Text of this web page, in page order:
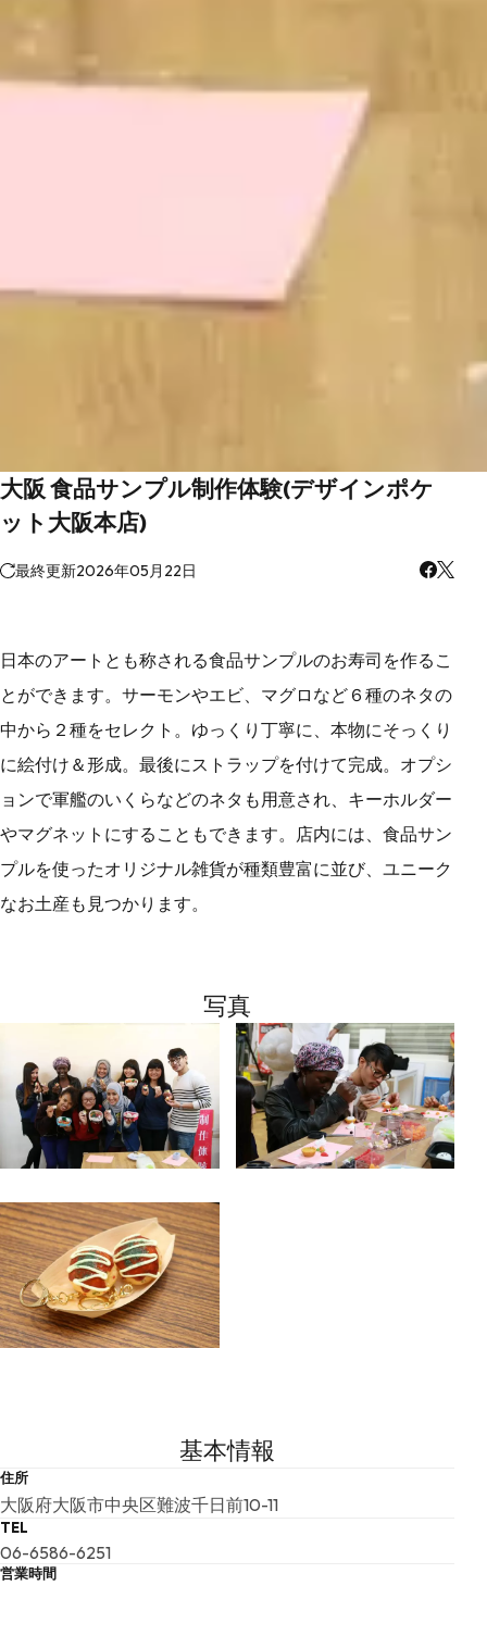
大阪 食品サンプル制作体験(デザインポケ
ット大阪本店)
最終更新2026年05月22日
日本のアートとも称される食品サンプルのお寿司を作るこ
とができます。サーモンやエビ、マグロなど６種のネタの
中から２種をセレクト。ゆっくり丁寧に、本物にそっくり
に絵付け＆形成。最後にストラップを付けて完成。オプシ
ョンで軍艦のいくらなどのネタも用意され、キーホルダー
やマグネットにすることもできます。店内には、食品サン
プルを使ったオリジナル雑貨が種類豊富に並び、ユニーク
なお土産も見つかります。
写真
基本情報
住所
大阪府大阪市中央区難波千日前10-11
TEL
06-6586-6251
営業時間